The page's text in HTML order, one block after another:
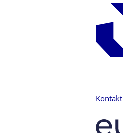
Kontakt